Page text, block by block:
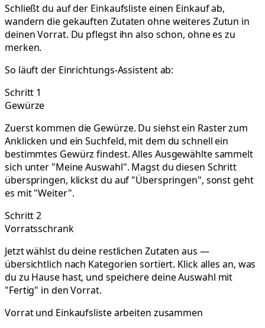
Schließt du auf der Einkaufsliste einen Einkauf ab,
wandern die gekauften Zutaten ohne weiteres Zutun in
deinen Vorrat. Du pflegst ihn also schon, ohne es zu
merken.
So läuft der Einrichtungs-Assistent ab:
Schritt 1
Gewürze
Zuerst kommen die Gewürze. Du siehst ein Raster zum
Anklicken und ein Suchfeld, mit dem du schnell ein
bestimmtes Gewürz findest. Alles Ausgewählte sammelt
sich unter "Meine Auswahl". Magst du diesen Schritt
überspringen, klickst du auf "Überspringen", sonst geht
es mit "Weiter".
Schritt 2
Vorratsschrank
Jetzt wählst du deine restlichen Zutaten aus —
übersichtlich nach Kategorien sortiert. Klick alles an, was
du zu Hause hast, und speichere deine Auswahl mit
"Fertig" in den Vorrat.
Vorrat und Einkaufsliste arbeiten zusammen